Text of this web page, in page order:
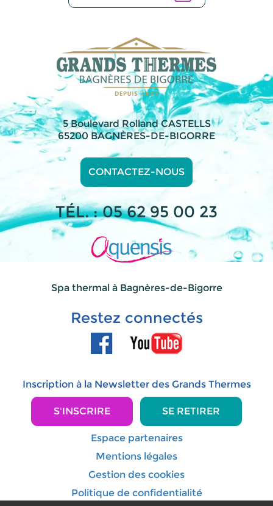
5 Boulevard Rolland CASTELLS
65200 BAGNÈRES-DE-BIGORRE
CONTACTEZ-NOUS
TÉL. : 05 62 95 00 23
Spa thermal à Bagnères-de-Bigorre
Restez connectés
Inscription à la Newsletter des Grands Thermes
S'INSCRIRE SE RETIRER
Espace partenaires
Mentions légales
Gestion des cookies
Politique de confidentialité